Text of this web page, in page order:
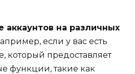
аккаунтов на различных
если у вас есть
который предоставляет
функции, такие как